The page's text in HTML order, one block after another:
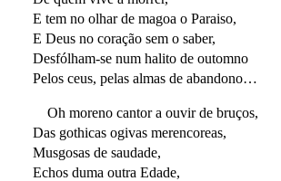
E tem no olhar de magoa o Paraiso,
E Deus no coração sem o saber,
Desfólham-se num halito de outomno
Pelos ceus, pelas almas de abandono…
Oh moreno cantor a ouvir de bruços,
Das gothicas ogivas merencoreas,
Musgosas de saudade,
Echos duma outra Edade,